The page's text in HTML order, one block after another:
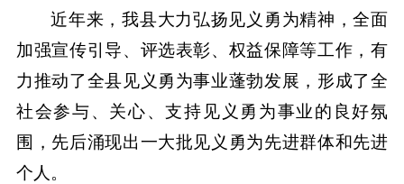
近年来，我县大力弘扬见义勇为精神，全面
加强宣传引导、评选表彰、权益保障等工作，有
力推动了全县见义勇为事业蓬勃发展，形成了全
社会参与、关心、支持见义勇为事业的良好氛
围，先后涌现出一大批见义勇为先进群体和先进
个人。